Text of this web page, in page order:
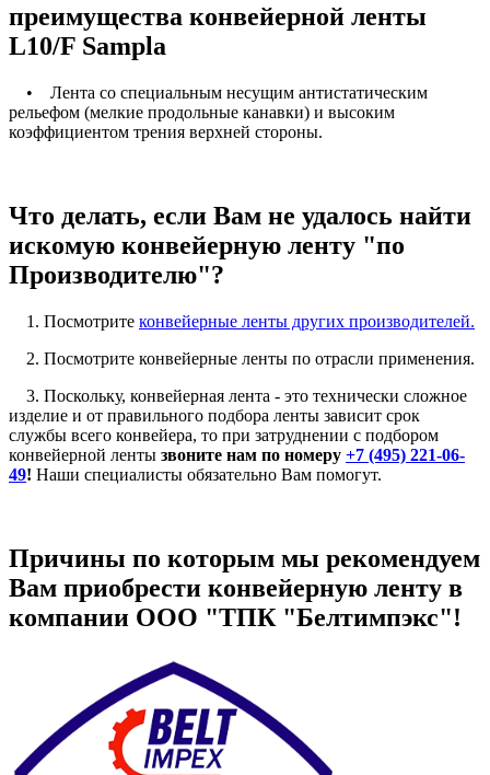
преимущества конвейерной ленты
L10/F Sampla
• Лента со специальным несущим антистатическим
рельефом (мелкие продольные канавки) и высоким
коэффициентом трения верхней стороны.
Что делать, если Вам не удалось найти
искомую конвейерную ленту "по
Производителю"?
1. Посмотрите конвейерные ленты других производителей.
2. Посмотрите конвейерные ленты по отрасли применения.
3. Поскольку, конвейерная лента - это технически сложное
изделие и от правильного подбора ленты зависит срок
службы всего конвейера, то при затруднении с подбором
конвейерной ленты звоните нам по номеру +7 (495) 221-06-
49! Наши специалисты обязательно Вам помогут.
Причины по которым мы рекомендуем
Вам приобрести конвейерную ленту в
компании ООО "ТПК "Белтимпэкс"!